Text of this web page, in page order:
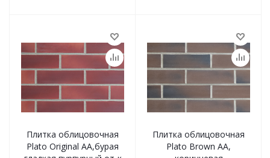
Плитка облицовочная
Plato Original AA,бурая
Плитка облицовочная
Plato Brown AA,